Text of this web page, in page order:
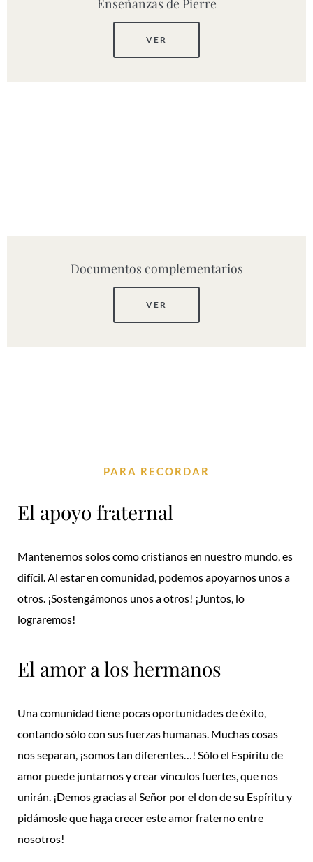
VER
Documentos complementarios
VER
PARA RECORDAR
El apoyo fraternal
Mantenernos solos como cristianos en nuestro mundo, es
difícil. Al estar en comunidad, podemos apoyarnos unos a
otros. ¡Sostengámonos unos a otros! ¡Juntos, lo
lograremos!
El amor a los hermanos
Una comunidad tiene pocas oportunidades de éxito,
contando sólo con sus fuerzas humanas. Muchas cosas
nos separan, ¡somos tan diferentes…! Sólo el Espíritu de
amor puede juntarnos y crear vínculos fuertes, que nos
unirán. ¡Demos gracias al Señor por el don de su Espíritu y
pidámosle que haga crecer este amor fraterno entre
nosotros!